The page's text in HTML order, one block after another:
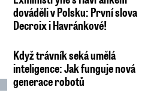
dováděli v Polsku: První slova
Decroix i Havránkové!
Když trávník seká umělá
inteligence: Jak funguje nová
generace robotů